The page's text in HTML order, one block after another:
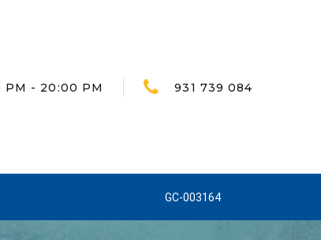
PM - 20:00 PM 931 739 084
GC-003164